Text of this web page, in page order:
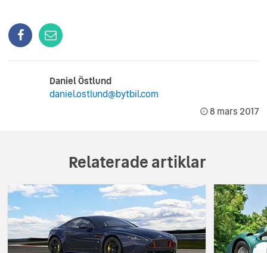
Daniel Östlund
daniel.ostlund@bytbil.com
8 mars 2017
Relaterade artiklar